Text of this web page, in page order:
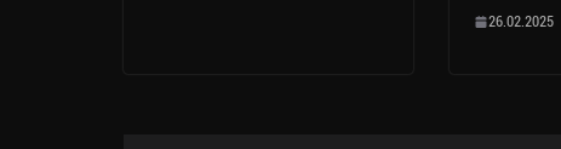
26.02.2025